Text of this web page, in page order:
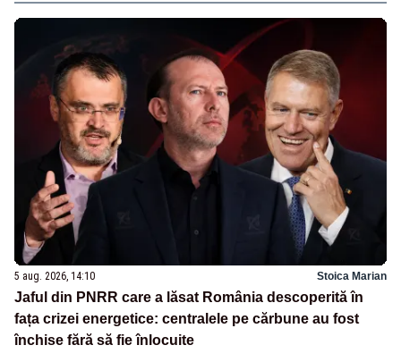
5 aug. 2026, 14:10 Stoica Marian
Jaful din PNRR care a lăsat România descoperită în
fața crizei energetice: centralele pe cărbune au fost
închise fără să fie înlocuite